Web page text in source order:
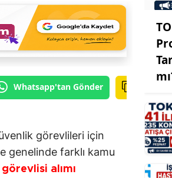
Whatsapp'tan Gönder
görevlileri için
genelinde farklı kamu
alımı